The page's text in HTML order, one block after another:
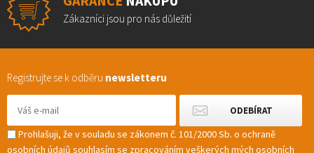
Zákazníci jsou pro nás důležití
Registrujte se k odběru newsletteru
Prohlašuji, že v souladu se zákonem č. 101/2000 Sb. o ochraně
osobních údajů souhlasím se zpracováním veškerých mých osobních